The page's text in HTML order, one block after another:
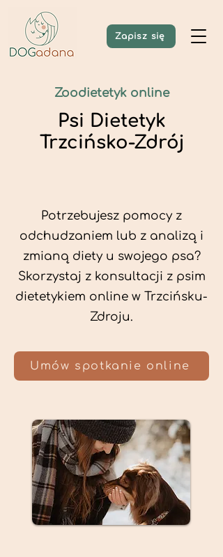
Zapisz się
Zoodietetyk online
Psi Dietetyk
Trzcińsko-Zdrój
Potrzebujesz pomocy z
odchudzaniem lub z analizą i
zmianą diety u swojego psa?
Skorzystaj z konsultacji z psim
dietetykiem online w Trzcińsku-
Zdroju.
Umów spotkanie online